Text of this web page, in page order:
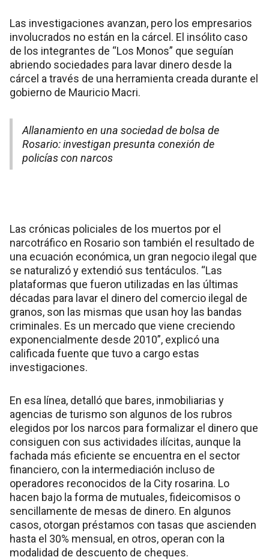
Las investigaciones avanzan, pero los empresarios
involucrados no están en la cárcel. El insólito caso
de los integrantes de “Los Monos” que seguían
abriendo sociedades para lavar dinero desde la
cárcel a través de una herramienta creada durante el
gobierno de Mauricio Macri.
Allanamiento en una sociedad de bolsa de
Rosario: investigan presunta conexión de
policías con narcos
Las crónicas policiales de los muertos por el
narcotráfico en Rosario son también el resultado de
una ecuación económica, un gran negocio ilegal que
se naturalizó y extendió sus tentáculos. “Las
plataformas que fueron utilizadas en las últimas
décadas para lavar el dinero del comercio ilegal de
granos, son las mismas que usan hoy las bandas
criminales. Es un mercado que viene creciendo
exponencialmente desde 2010”, explicó una
calificada fuente que tuvo a cargo estas
investigaciones.
En esa línea, detalló que bares, inmobiliarias y
agencias de turismo son algunos de los rubros
elegidos por los narcos para formalizar el dinero que
consiguen con sus actividades ilícitas, aunque la
fachada más eficiente se encuentra en el sector
financiero, con la intermediación incluso de
operadores reconocidos de la City rosarina. Lo
hacen bajo la forma de mutuales, fideicomisos o
sencillamente de mesas de dinero. En algunos
casos, otorgan préstamos con tasas que ascienden
hasta el 30% mensual, en otros, operan con la
modalidad de descuento de cheques.